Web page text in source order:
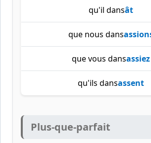
qu'il dansât
que nous dans
que vous dansassiez
qu'ils dansassent
Plus-que-parfait